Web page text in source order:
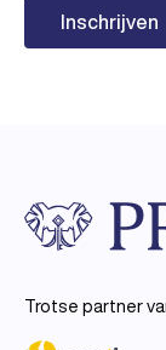
Trotse partner